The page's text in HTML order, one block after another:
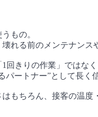
もの。
れる前のメンテナンス
回きりの作業」ではなく
パートナー”として長く
もちろん、接客の温度